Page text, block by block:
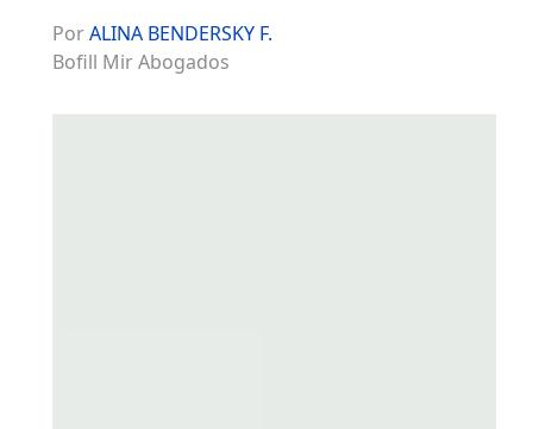
PorALINA BENDERSKY F.
Bofill Mir Abogados